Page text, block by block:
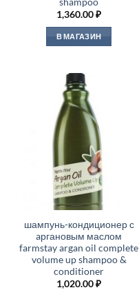
1,360.00₽
В МАГАЗИН
шампунь-кондиционер с
aргановым маслом
farmstay argan oil complete
volume up shampoo &
conditioner
1,020.00₽